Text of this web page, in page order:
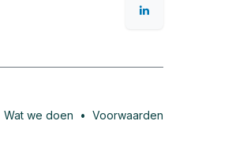
Wat we doen • Voorwaarden